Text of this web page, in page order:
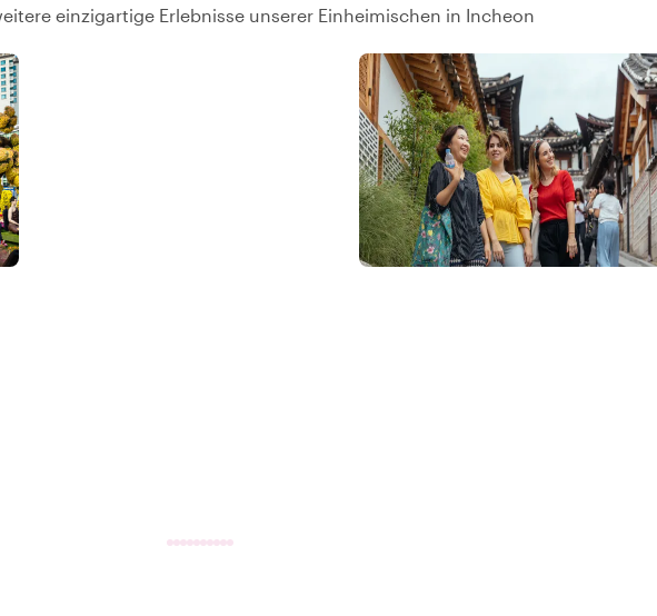
einzigartige Erlebnisse unserer Einheimischen in Incheon